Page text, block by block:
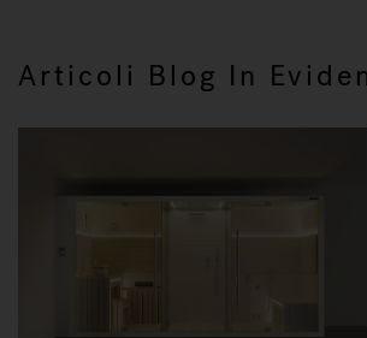
Articoli Blog In